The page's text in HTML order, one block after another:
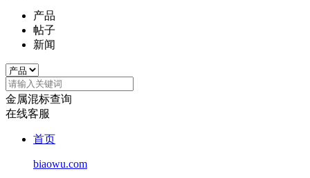
产品
帖子
新闻
金属混标查询
在线客服
首页
biaowu.com